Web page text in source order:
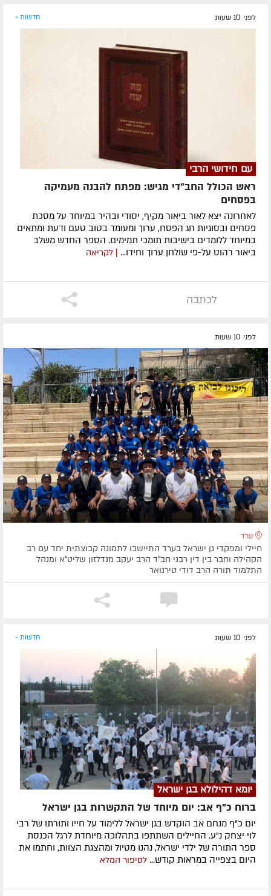
לפני 10 שעות חדשות »
עם חידושי הרבי
ראש הכולל החב"די מגיש: מפתח להבנה מעמיקה
בפסחים
לאחרונה ​יצא לאור ביאור מקיף, יסודי ובהיר במיוחד על מסכת
פסחים ובסוגיות חג הפסח, ערוך ומעומד בטוב טעם ודעת ומתאים
במיוחד ללומדים בישיבות תומכי תמימים. ​הספר החדש משלב
ביאור רהוט על-פי שולחן ערוך וחידו...
| לקריאה
לכתבה
לפני 10 שעות
ערד
חיילי ומפקדי גן ישראל בערד התיישבו לתמונה קבוצתית יחד עם רב
הקהילה וחבר בין דין רבני חב"ד הרב יעקב מנדלזון שליט"א ומנהל
התלמוד תורה הרב דודי טירנואר
לפני 10 שעות חדשות »
יומא דהילולא בגן ישראל
ברוח כ"ף אב: יום מיוחד של התקשרות בגן ישראל
יום כ"ף מנחם אב הוקדש בגן ישראל ללימוד על חייו ותורתו של רבי
לוי יצחק נ"ע. החיילים השתתפו בתהלוכה מיוחדת לרגל הכנסת
ספר התורה של ילדי ישראל, נהנו מטיול ומהצגת הצוות, וחתמו את
היום בצפייה במראות קודש... לסיפור המלא